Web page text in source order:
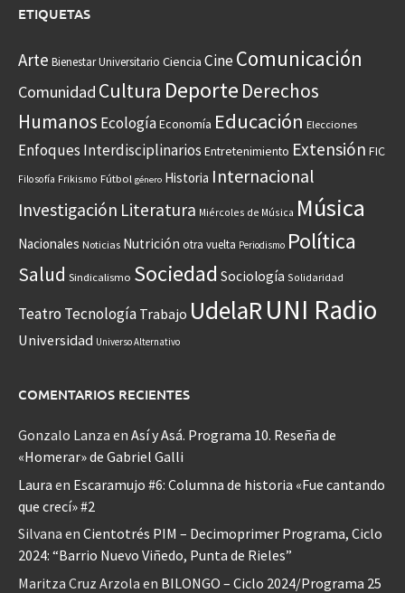
ETIQUETAS
Arte Bienestar Universitario Ciencia CineComunicación
Comunidad Cultura Deporte Derechos
Humanos EcologíaEconomía Educación Elecciones
Enfoques Interdisciplinarios Entretenimiento Extensión FIC
Filosofía Frikismo Fútbol género Historia Internacional
Investigación Literatura Miércoles de Música Música
Nacionales Noticias Nutrición otra vuelta Periodismo Política
Salud Sindicalismo Sociedad Sociología Solidaridad
Teatro Tecnología Trabajo UdelaRUNI Radio
Universidad Universo Alternativo
COMENTARIOS RECIENTES
Gonzalo Lanza en Así y Asá. Programa 10. Reseña de
«Homerar» de Gabriel Galli
Laura en Escaramujo #6: Columna de historia «Fue cantando
que crecí» #2
Silvana en Cientotrés PIM – Decimoprimer Programa, Ciclo
2024: “Barrio Nuevo Viñedo, Punta de Rieles”
Maritza Cruz Arzola en BILONGO – Ciclo 2024/Programa 25